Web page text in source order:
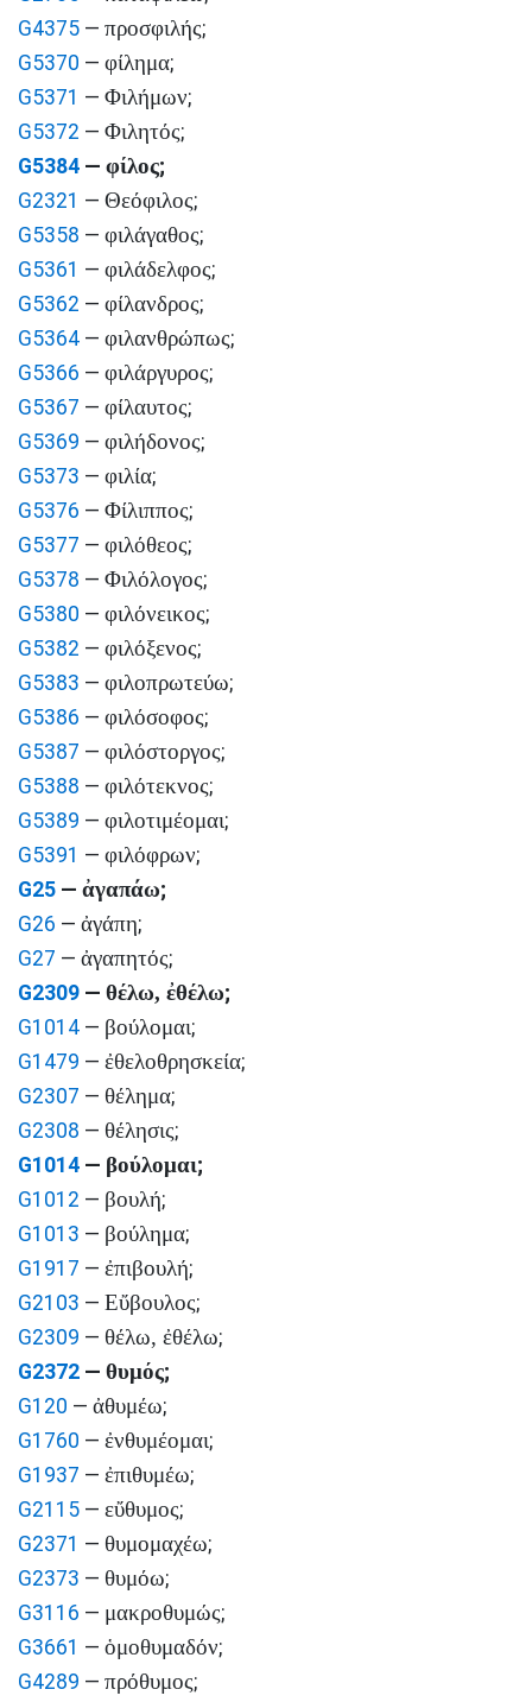
G4375 — προσφιλής;
G5370 — φίλημα;
G5371 — Φιλήμων;
G5372 — Φιλητός;
G5384 — φίλος;
G2321 — Θεόφιλος;
G5358 — φιλάγαθος;
G5361 — φιλάδελφος;
G5362 — φίλανδρος;
G5364 — φιλανθρώπως;
G5366 — φιλάργυρος;
G5367 — φίλαυτος;
G5369 — φιλήδονος;
G5373 — φιλία;
G5376 — Φίλιππος;
G5377 — φιλόθεος;
G5378 — Φιλόλογος;
G5380 — φιλόνεικος;
G5382 — φιλόξενος;
G5383 — φιλοπρωτεύω;
G5386 — φιλόσοφος;
G5387 — φιλόστοργος;
G5388 — φιλότεκνος;
G5389 — φιλοτιμέομαι;
G5391 — φιλόφρων;
G25 — ἀγαπάω;
G26 — ἀγάπη;
G27 — ἀγαπητός;
G2309 — θέλω, ἐθέλω;
G1014 — βούλομαι;
G1479 — ἐθελοθρησκεία;
G2307 — θέλημα;
G2308 — θέλησις;
G1014 — βούλομαι;
G1012 — βουλή;
G1013 — βούλημα;
G1917 — ἐπιβουλή;
G2103 — Εὔβουλος;
G2309 — θέλω, ἐθέλω;
G2372 — θυμός;
G120 — ἀθυμέω;
G1760 — ἐνθυμέομαι;
G1937 — ἐπιθυμέω;
G2115 — εὔθυμος;
G2371 — θυμομαχέω;
G2373 — θυμόω;
G3116 — μακροθυμώς;
G3661 — ὁμοθυμαδόν;
G4289 — πρόθυμος;